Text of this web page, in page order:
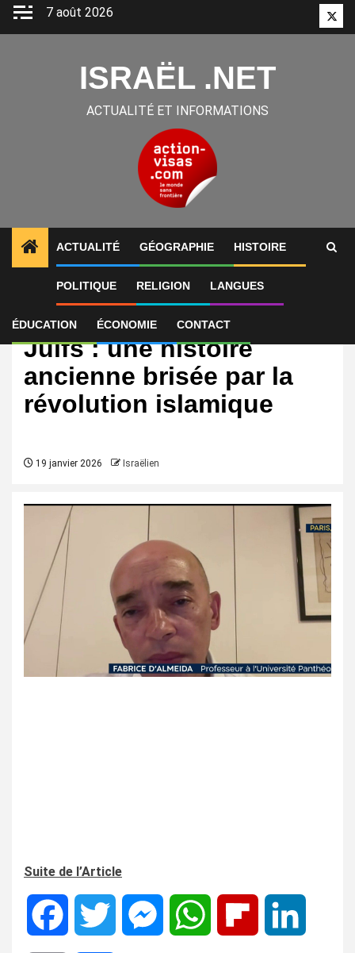
Aller
7 août 2026
ISRAËL .NET
ACTUALITÉ ET INFORMATIONS
ACTUALITÉ GÉOGRAPHIE HISTOIRE
POLITIQUE RELIGION LANGUES
ÉDUCATION ÉCONOMIE CONTACT
International
Avant 1979, l’Iran et les
Juifs : une histoire
ancienne brisée par la
révolution islamique
19 janvier 2026 Israëlien
Suite de l’Article
Facebook Twitter MessengerWhatsApp Flipboard